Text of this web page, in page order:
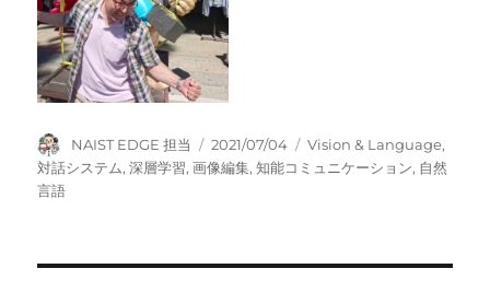
Author
NAIST EDGE 担当
Posted
on
2021/07/04 Tags
Vision & Language,
対話システム,深層学習,画像編集,知能コミュニケーション, 自然
言語